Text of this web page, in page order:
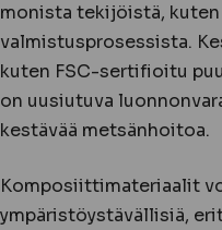
monista tekijöistä,
valmistusprosessista.
kuten FSC-sertifioitu
on uusiutuva
kestävää metsänhoitoa.
Komposiittimateriaalit
ympäristöystävällisiä,